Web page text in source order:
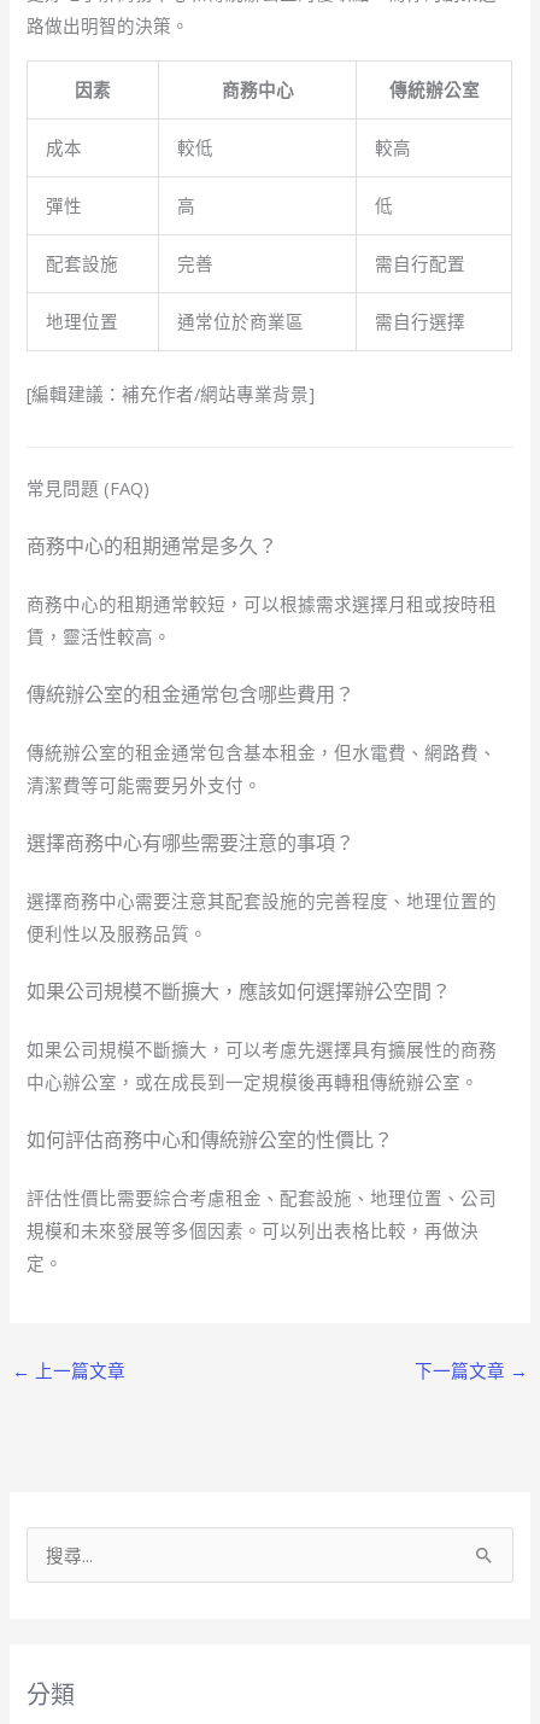
路做出明智的決策。
因素 商務中心 傳統辦公室
成本 較低 較高
彈性 高 低
配套設施 完善 需自行配置
地理位置 通常位於商業區 需自行選擇
[編輯建議：補充作者/網站專業背景]
常見問題 (FAQ)
商務中心的租期通常是多久？
商務中心的租期通常較短，可以根據需求選擇月租或按時租
賃，靈活性較高。
傳統辦公室的租金通常包含哪些費用？
傳統辦公室的租金通常包含基本租金，但水電費、網路費、
清潔費等可能需要另外支付。
選擇商務中心有哪些需要注意的事項？
選擇商務中心需要注意其配套設施的完善程度、地理位置的
便利性以及服務品質。
如果公司規模不斷擴大，應該如何選擇辦公空間？
如果公司規模不斷擴大，可以考慮先選擇具有擴展性的商務
中心辦公室，或在成長到一定規模後再轉租傳統辦公室。
如何評估商務中心和傳統辦公室的性價比？
評估性價比需要綜合考慮租金、配套設施、地理位置、公司
規模和未來發展等多個因素。可以列出表格比較，再做決
定。
← 上一篇文章 下一篇文章 →
字
分類